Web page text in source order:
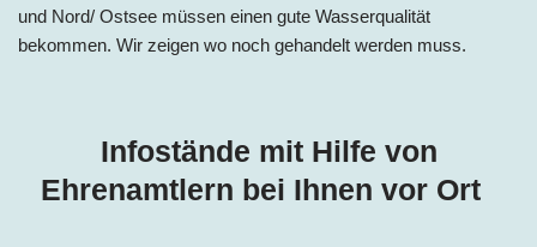
und Nord/ Ostsee müssen einen gute Wasserqualität
bekommen. Wir zeigen wo noch gehandelt werden muss.
Infostände mit Hilfe von
Ehrenamtlern bei Ihnen vor Ort